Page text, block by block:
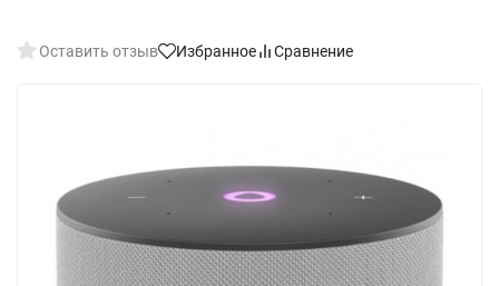
Оставить отзыв Избранное Сравнение